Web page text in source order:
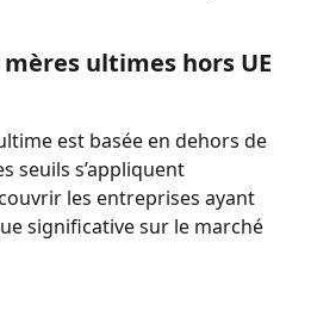
ultimes hors UE
est basée en dehors de
seuils s’appliquent
les entreprises ayant
significative sur le marché